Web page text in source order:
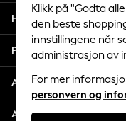
98 - 110cm
116 - 134cm
140 - 174cm
Trending:
Trending:
Toy Story
THE SET
Hjelp
Personvern & Juridisk
Avdelinger
Andre tjenester
Klikk på "Godta
den beste
innstillingene når
administrasjon av
For mer
personvern og